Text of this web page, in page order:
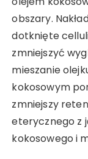
obszary.
dotknięte
zmniejszyć
mieszanie
kokosowym
zmniejszy
eterycznego z
kokosowego i